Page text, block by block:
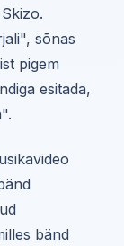
sõnas
pigem
esitada,
bänd